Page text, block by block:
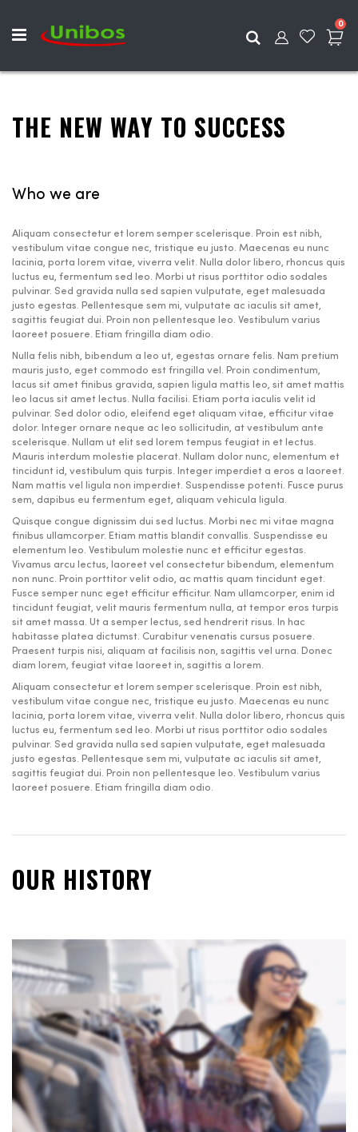
0
Search
THE NEW WAY TO SUCCESS
Who we are
Aliquam consectetur et lorem semper scelerisque. Proin est nibh,
vestibulum vitae congue nec, tristique eu justo. Maecenas eu nunc
lacinia, porta lorem vitae, viverra velit. Nulla dolor libero, rhoncus quis
luctus eu, fermentum sed leo. Morbi ut risus porttitor odio sodales
pulvinar. Sed gravida nulla sed sapien vulputate, eget malesuada
justo egestas. Pellentesque sem mi, vulputate ac iaculis sit amet,
sagittis feugiat dui. Proin non pellentesque leo. Vestibulum varius
laoreet posuere. Etiam fringilla diam odio.
Nulla felis nibh, bibendum a leo ut, egestas ornare felis. Nam pretium
mauris justo, eget commodo est fringilla vel. Proin condimentum,
lacus sit amet finibus gravida, sapien ligula mattis leo, sit amet mattis
leo lacus sit amet lectus. Nulla facilisi. Etiam porta iaculis velit id
pulvinar. Sed dolor odio, eleifend eget aliquam vitae, efficitur vitae
dolor. Integer ornare neque ac leo sollicitudin, at vestibulum ante
scelerisque. Nullam ut elit sed lorem tempus feugiat in et lectus.
Mauris interdum molestie placerat. Nullam dolor nunc, elementum et
tincidunt id, vestibulum quis turpis. Integer imperdiet a eros a laoreet.
Nam mattis vel ligula non imperdiet. Suspendisse potenti. Fusce purus
sem, dapibus eu fermentum eget, aliquam vehicula ligula.
Quisque congue dignissim dui sed luctus. Morbi nec mi vitae magna
finibus ullamcorper. Etiam mattis blandit convallis. Suspendisse eu
elementum leo. Vestibulum molestie nunc et efficitur egestas.
Vivamus arcu lectus, laoreet vel consectetur bibendum, elementum
non nunc. Proin porttitor velit odio, ac mattis quam tincidunt eget.
Fusce semper nunc eget efficitur efficitur. Nam ullamcorper, enim id
tincidunt feugiat, velit mauris fermentum nulla, at tempor eros turpis
sit amet massa. Ut a semper lectus, sed hendrerit risus. In hac
habitasse platea dictumst. Curabitur venenatis cursus posuere.
Praesent turpis nisi, aliquam at facilisis non, sagittis vel urna. Donec
diam lorem, feugiat vitae laoreet in, sagittis a lorem.
Aliquam consectetur et lorem semper scelerisque. Proin est nibh,
vestibulum vitae congue nec, tristique eu justo. Maecenas eu nunc
lacinia, porta lorem vitae, viverra velit. Nulla dolor libero, rhoncus quis
luctus eu, fermentum sed leo. Morbi ut risus porttitor odio sodales
pulvinar. Sed gravida nulla sed sapien vulputate, eget malesuada
justo egestas. Pellentesque sem mi, vulputate ac iaculis sit amet,
sagittis feugiat dui. Proin non pellentesque leo. Vestibulum varius
laoreet posuere. Etiam fringilla diam odio.
OUR HISTORY